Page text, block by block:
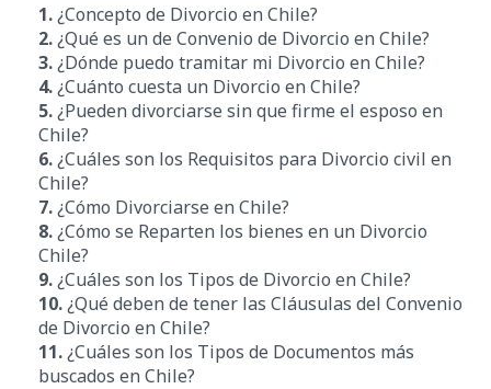
1.¿Concepto de Divorcio en Chile?
2.¿Qué es un de Convenio de Divorcio en Chile?
3.¿Dónde puedo tramitar mi Divorcio en Chile?
4.¿Cuánto cuesta un Divorcio en Chile?
5.¿Pueden divorciarse sin que firme el esposo en
Chile?
6.¿Cuáles son los Requisitos para Divorcio civil en
Chile?
7.¿Cómo Divorciarse en Chile?
8.¿Cómo se Reparten los bienes en un Divorcio
Chile?
9.¿Cuáles son los Tipos de Divorcio en Chile?
10.¿Qué deben de tener las Cláusulas del Convenio
de Divorcio en Chile?
11.¿Cuáles son los Tipos de Documentos más
buscados en Chile?